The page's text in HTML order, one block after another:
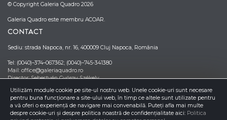
© Copyright Galeria Quadro 2026
Galeria Quadro este membru ACOAR.
CONTACT
Sediu: strada Napoca, nr. 16, 400009 Cluj Napoca, România
Tel: (0040)–374–067362; (0040)–745-341380
Mail: office@galeriaquadro.ro
Director: Sebestyén György Székely
NEWSLETTER
Utilizăm module cookie pe site-ul nostru web. Unele cookie-uri sunt necesare
pentru buna funcționare a site-ului web, în timp ce altele sunt utilizate pentru
a vă oferi o experiență de navigare mai convenabilă. Puteți afla mai multe
despre cookie-uri și despre politica noastră de confidențialitate aici: Politica